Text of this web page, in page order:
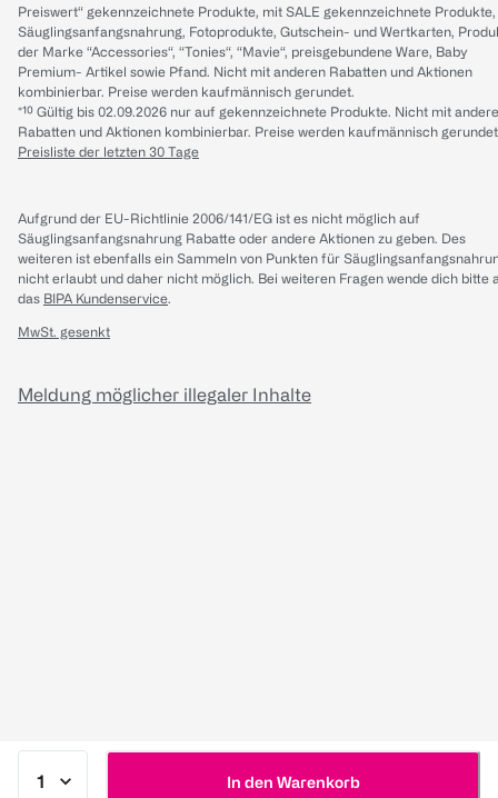
In den Warenkorb
Preiswert“ gekennzeichnete Produkte, mit SALE gekennzeichnete Produkte,
Säuglingsanfangsnahrung, Fotoprodukte, Gutschein- und Wertkarten,
der Marke “Accessories“, “Tonies“, “Mavie“, preisgebundene Ware, Baby
Premium- Artikel sowie Pfand. Nicht mit anderen Rabatten und Aktionen
kombinierbar. Preise werden kaufmännisch gerundet.
*¹⁰ Gültig bis 02.09.2026 nur auf gekennzeichnete Produkte. Nicht mit
Rabatten und Aktionen kombinierbar. Preise werden kaufmännisch
Preisliste der letzten 30 Tage
Aufgrund der EU-Richtlinie 2006/141/EG ist es nicht möglich auf
Säuglingsanfangsnahrung Rabatte oder andere Aktionen zu geben. Des
weiteren ist ebenfalls ein Sammeln von Punkten für
nicht erlaubt und daher nicht möglich. Bei weiteren Fragen wende dich bitte
das BIPA Kundenservice.
MwSt. gesenkt
Meldung möglicher illegaler Inhalte